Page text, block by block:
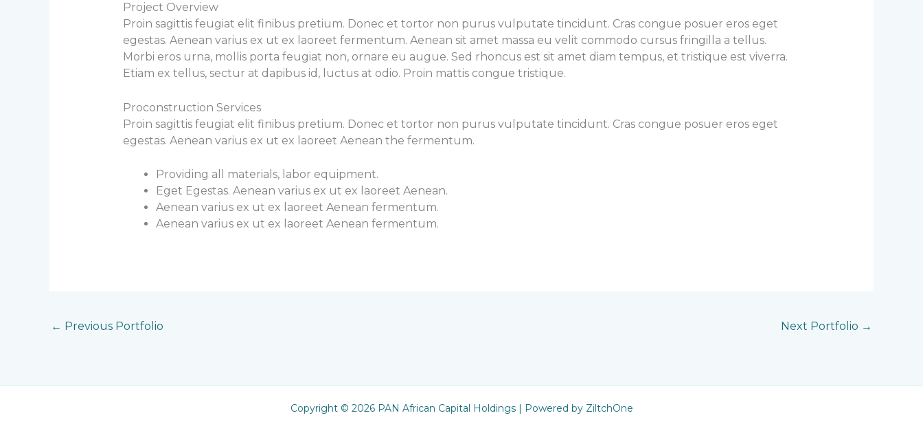
Project Overview
Proin sagittis feugiat elit finibus pretium. Donec et tortor non purus vulputate tincidunt. Cras congue posuer eros eget
egestas. Aenean varius ex ut ex laoreet fermentum. Aenean sit amet massa eu velit commodo cursus fringilla a tellus.
Morbi eros urna, mollis porta feugiat non, ornare eu augue. Sed rhoncus est sit amet diam tempus, et tristique est viverra.
Etiam ex tellus, sectur at dapibus id, luctus at odio. Proin mattis congue tristique.
Proconstruction Services
Proin sagittis feugiat elit finibus pretium. Donec et tortor non purus vulputate tincidunt. Cras congue posuer eros eget
egestas. Aenean varius ex ut ex laoreet Aenean the fermentum.
Providing all materials, labor equipment.
Eget Egestas. Aenean varius ex ut ex laoreet Aenean.
Aenean varius ex ut ex laoreet Aenean fermentum.
Aenean varius ex ut ex laoreet Aenean fermentum.
← Previous Portfolio Next Portfolio →
Copyright © 2026 PAN African Capital Holdings | Powered by ZiltchOne